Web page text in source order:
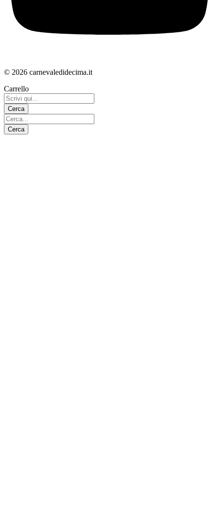
© 2026 carnevaledidecima.it
Carrello